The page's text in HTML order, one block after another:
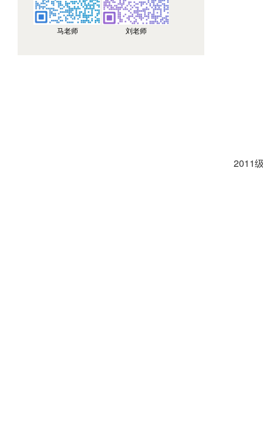
马老师 刘老师
2011